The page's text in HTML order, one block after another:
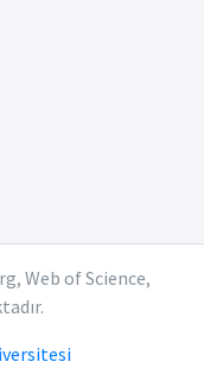
Web of Science,